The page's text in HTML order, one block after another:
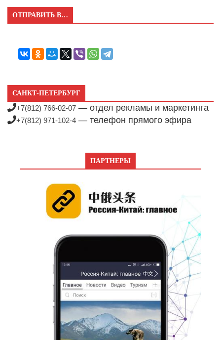
ОТПРАВИТЬ В…
САНКТ-ПЕТЕРБУРГ
+7(812) 766-02-07 — отдел рекламы и маркетинга
+7(812) 971-102-4 — телефон прямого эфира
ПАРТНЕРЫ